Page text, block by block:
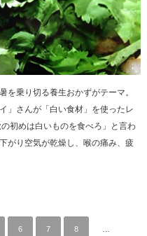
を乗り切る養生おかずがテーマ。
」さんが「白い食材」を使ったレ
初めは白いものを食べろ」と言わ
がり空気が乾燥し、喉の痛み、疲
6 7 8